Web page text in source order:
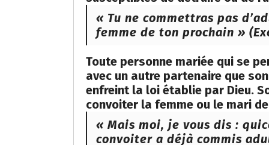
« Tu ne commettras pas
femme de ton prochain »
Toute personne mariée qui se
avec un autre partenaire que
enfreint la loi établie par Dieu.
convoiter la femme ou le mari
« Mais moi, je vous dis :
convoiter a déjà commis